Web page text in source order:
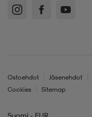
Ostoehdot Jäsenehdot
Cookies
Sitemap